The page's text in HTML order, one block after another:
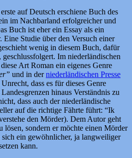
auf Deutsch erschiene Buch des
im Nachbarland erfolgreicher und
Buch ist eher ein Essay als ein
Studie über den Versuch einer
wenig in diesem Buch, dafür
Im niederländischen
Art Roman ein eigenes Genre
und in derniederländischen Presse
dass es für dieses Genre
hinaus Verständnis zu
dass auch der niederländische
auf die richtige Fährte führt: “Ik
den Mörder). Dem Autor geht
lösen, sondern er möchte einen Mörder
ein gewöhnlicher, ja langweiliger
kann.